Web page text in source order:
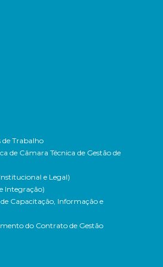
de Trabalho
de Câmara Técnica de Gestão de
e Legal)
Integração)
Capacitação, Informação e
do Contrato de Gestão